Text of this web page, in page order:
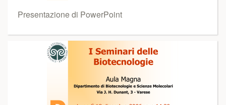
Presentazione di PowerPoint